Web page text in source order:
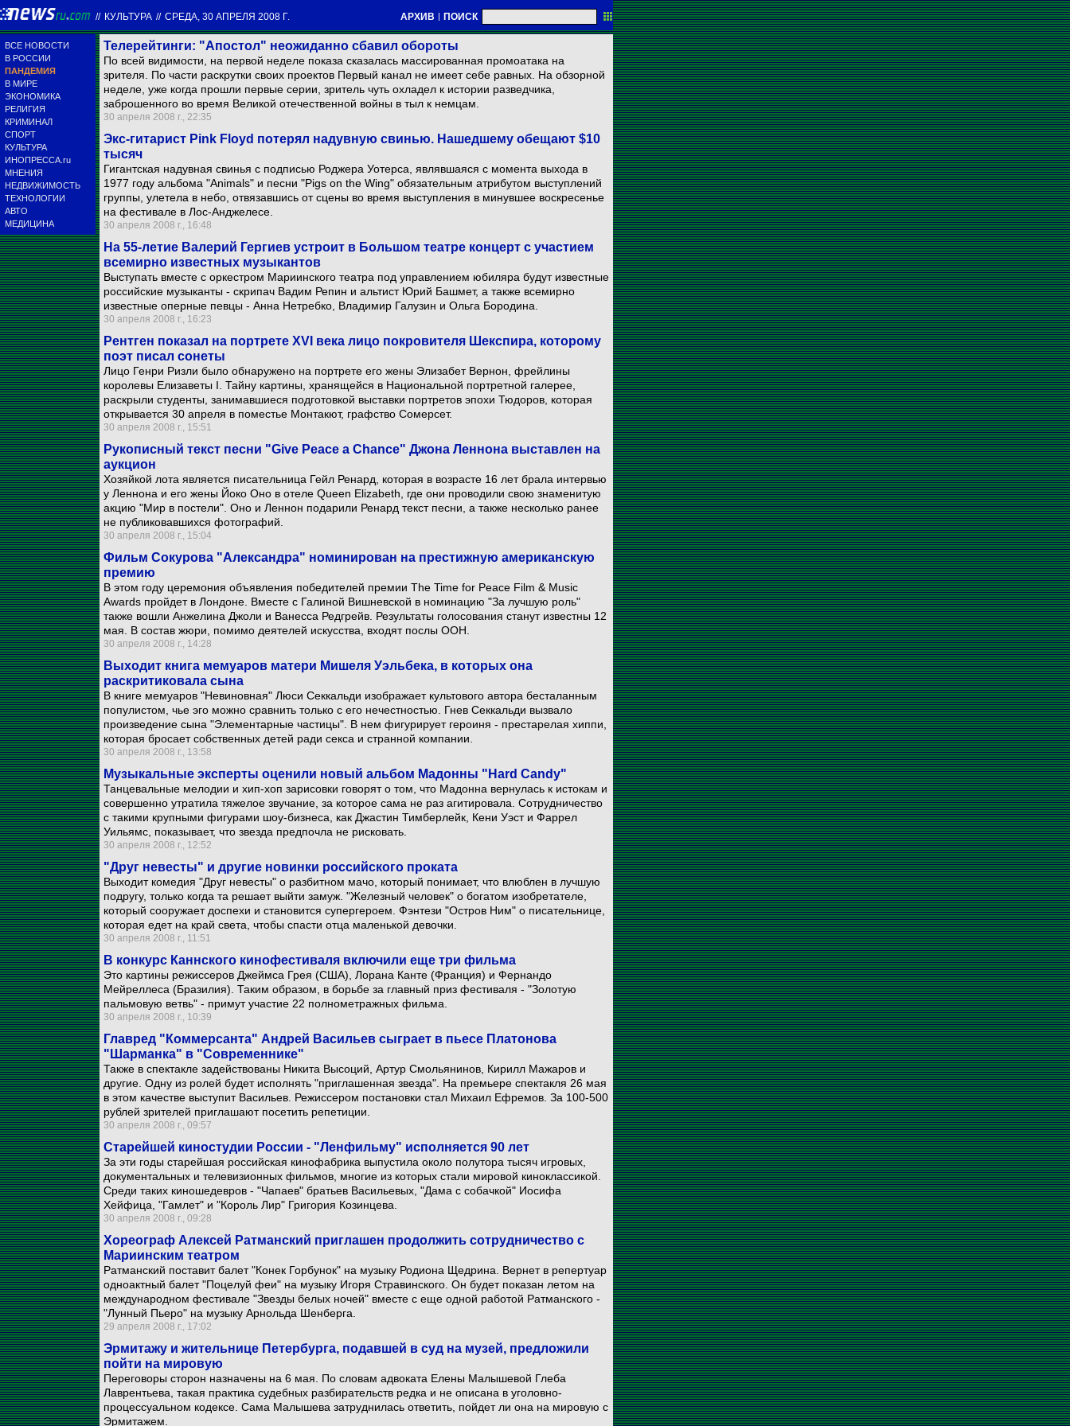
// КУЛЬТУРА // СРЕДА, 30 АПРЕЛЯ 2008 Г. АРХИВ | ПОИСК
ВСЕ НОВОСТИ
В РОССИИ
ПАНДЕМИЯ
В МИРЕ
ЭКОНОМИКА
РЕЛИГИЯ
КРИМИНАЛ
СПОРТ
КУЛЬТУРА
ИНОПРЕССА.ru
МНЕНИЯ
НЕДВИЖИМОСТЬ
ТЕХНОЛОГИИ
АВТО
МЕДИЦИНА
Телерейтинги: "Апостол" неожиданно сбавил обороты
По всей видимости, на первой неделе показа сказалась массированная промоатака на
зрителя. По части раскрутки своих проектов Первый канал не имеет себе равных. На обзорной
неделе, уже когда прошли первые серии, зритель чуть охладел к истории разведчика,
заброшенного во время Великой отечественной войны в тыл к немцам.
30 апреля 2008 г., 22:35
Экс-гитарист Pink Floyd потерял надувную свинью. Нашедшему обещают $10
тысяч
Гигантская надувная свинья с подписью Роджера Уотерса, являвшаяся с момента выхода в
1977 году альбома "Animals" и песни "Pigs on the Wing" обязательным атрибутом выступлений
группы, улетела в небо, отвязавшись от сцены во время выступления в минувшее воскресенье
на фестивале в Лос-Анджелесе.
30 апреля 2008 г., 16:48
На 55-летие Валерий Гергиев устроит в Большом театре концерт с участием
всемирно известных музыкантов
Выступать вместе с оркестром Мариинского театра под управлением юбиляра будут известные
российские музыканты - скрипач Вадим Репин и альтист Юрий Башмет, а также всемирно
известные оперные певцы - Анна Нетребко, Владимир Галузин и Ольга Бородина.
30 апреля 2008 г., 16:23
Рентген показал на портрете XVI века лицо покровителя Шекспира, которому
поэт писал сонеты
Лицо Генри Ризли было обнаружено на портрете его жены Элизабет Вернон, фрейлины
королевы Елизаветы I. Тайну картины, хранящейся в Национальной портретной галерее,
раскрыли студенты, занимавшиеся подготовкой выставки портретов эпохи Тюдоров, которая
открывается 30 апреля в поместье Монтакют, графство Сомерсет.
30 апреля 2008 г., 15:51
Рукописный текст песни "Give Peace a Chance" Джона Леннона выставлен на
аукцион
Хозяйкой лота является писательница Гейл Ренард, которая в возрасте 16 лет брала интервью
у Леннона и его жены Йоко Оно в отеле Queen Elizabeth, где они проводили свою знаменитую
акцию "Мир в постели". Оно и Леннон подарили Ренард текст песни, а также несколько ранее
не публиковавшихся фотографий.
30 апреля 2008 г., 15:04
Фильм Сокурова "Александра" номинирован на престижную американскую
премию
В этом году церемония объявления победителей премии The Time for Peace Film & Music
Awards пройдет в Лондоне. Вместе с Галиной Вишневской в номинацию "За лучшую роль"
также вошли Анжелина Джоли и Ванесса Редгрейв. Результаты голосования станут известны 12
мая. В состав жюри, помимо деятелей искусства, входят послы ООН.
30 апреля 2008 г., 14:28
Выходит книга мемуаров матери Мишеля Уэльбека, в которых она
раскритиковала сына
В книге мемуаров "Невиновная" Люси Секкальди изображает культового автора бесталанным
популистом, чье эго можно сравнить только с его нечестностью. Гнев Секкальди вызвало
произведение сына "Элементарные частицы". В нем фигурирует героиня - престарелая хиппи,
которая бросает собственных детей ради секса и странной компании.
30 апреля 2008 г., 13:58
Музыкальные эксперты оценили новый альбом Мадонны "Hard Candy"
Танцевальные мелодии и хип-хоп зарисовки говорят о том, что Мадонна вернулась к истокам и
совершенно утратила тяжелое звучание, за которое сама не раз агитировала. Сотрудничество
с такими крупными фигурами шоу-бизнеса, как Джастин Тимберлейк, Кени Уэст и Фаррел
Уильямс, показывает, что звезда предпочла не рисковать.
30 апреля 2008 г., 12:52
"Друг невесты" и другие новинки российского проката
Выходит комедия "Друг невесты" о разбитном мачо, который понимает, что влюблен в лучшую
подругу, только когда та решает выйти замуж. "Железный человек" о богатом изобретателе,
который сооружает доспехи и становится супергероем. Фэнтези "Остров Ним" о писательнице,
которая едет на край света, чтобы спасти отца маленькой девочки.
30 апреля 2008 г., 11:51
В конкурс Каннского кинофестиваля включили еще три фильма
Это картины режиссеров Джеймса Грея (США), Лорана Канте (Франция) и Фернандо
Мейреллеса (Бразилия). Таким образом, в борьбе за главный приз фестиваля - "Золотую
пальмовую ветвь" - примут участие 22 полнометражных фильма.
30 апреля 2008 г., 10:39
Главред "Коммерсанта" Андрей Васильев сыграет в пьесе Платонова
"Шарманка" в "Современнике"
Также в спектакле задействованы Никита Высоций, Артур Смольянинов, Кирилл Мажаров и
другие. Одну из ролей будет исполнять "приглашенная звезда". На премьере спектакля 26 мая
в этом качестве выступит Васильев. Режиссером постановки стал Михаил Ефремов. За 100-500
рублей зрителей приглашают посетить репетиции.
30 апреля 2008 г., 09:57
Старейшей киностудии России - "Ленфильму" исполняется 90 лет
За эти годы старейшая российская кинофабрика выпустила около полутора тысяч игровых,
документальных и телевизионных фильмов, многие из которых стали мировой киноклассикой.
Среди таких киношедевров - "Чапаев" братьев Васильевых, "Дама с собачкой" Иосифа
Хейфица, "Гамлет" и "Король Лир" Григория Козинцева.
30 апреля 2008 г., 09:28
Хореограф Алексей Ратманский приглашен продолжить сотрудничество с
Мариинским театром
Ратманский поставит балет "Конек Горбунок" на музыку Родиона Щедрина. Вернет в репертуар
одноактный балет "Поцелуй феи" на музыку Игоря Стравинского. Он будет показан летом на
международном фестивале "Звезды белых ночей" вместе с еще одной работой Ратманского -
"Лунный Пьеро" на музыку Арнольда Шенберга.
29 апреля 2008 г., 17:02
Эрмитажу и жительнице Петербурга, подавшей в суд на музей, предложили
пойти на мировую
Переговоры сторон назначены на 6 мая. По словам адвоката Елены Малышевой Глеба
Лаврентьева, такая практика судебных разбирательств редка и не описана в уголовно-
процессуальном кодексе. Сама Малышева затруднилась ответить, пойдет ли она на мировую с
Эрмитажем.